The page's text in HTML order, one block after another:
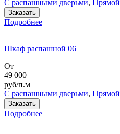
С распашными дверьми, Прямой
Заказать
Подробнее
Шкаф распашной 06
От
49 000
руб/п.м
С распашными дверьми, Прямой
Заказать
Подробнее